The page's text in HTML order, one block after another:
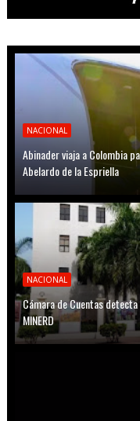
NACIONAL
Abinader viaja a Colombia
Abelardo de la Espriella
NACIONAL
Cámara de Cuentas
MINERD